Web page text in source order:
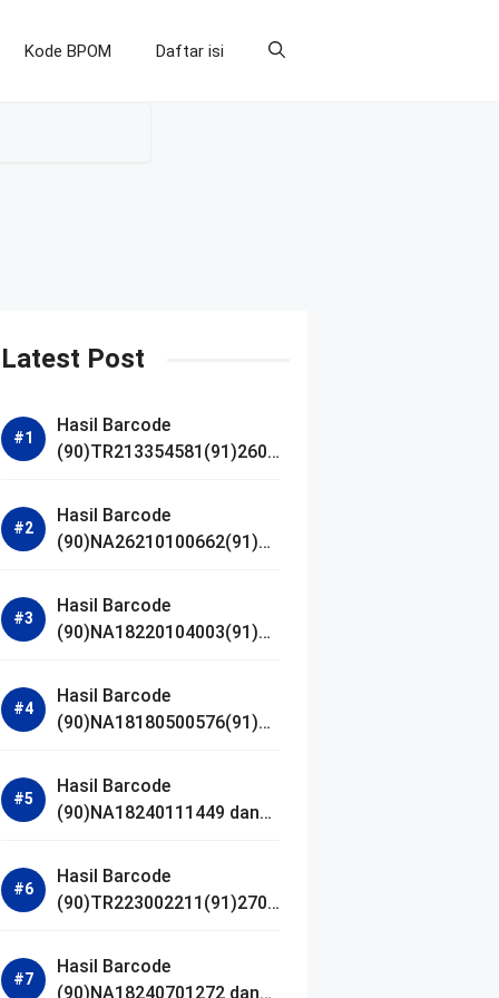
Kode BPOM Daftar isi
Latest Post
Hasil Barcode
(90)TR213354581(91)2607
Hasil Barcode
(90)NA26210100662(91)24
Hasil Barcode
(90)NA18220104003(91)25
Hasil Barcode
(90)NA18180500576(91)21
Hasil Barcode
(90)NA18240111449 dan
Hasil Barcode
(90)TR223002211(91)2701
Hasil Barcode
(90)NA18240701272 dan